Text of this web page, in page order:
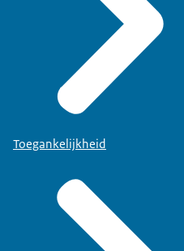
Toegankelijkheid